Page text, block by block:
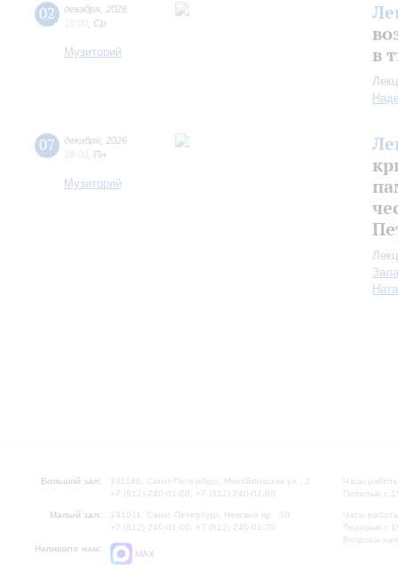
02 декабря 2026
18:00 Ср
Музиторий
в
07 декабря 2026
18:00 Пн
Музиторий
Большой зал:
191186, Санкт-Петербург, Михайловская ул., 2
+7 (812) 240-01-00, +7 (812) 240-01-80
Малый зал:
191011, Санкт-Петербург, Невский пр., 30
+7 (812) 240-01-00, +7 (812) 240-01-70
Напишите нам:
MAX
Часы
Перерыв с
Часы
Перерыв с
Вопросы